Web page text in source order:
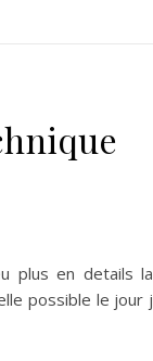
plus en details la
possible le jour j